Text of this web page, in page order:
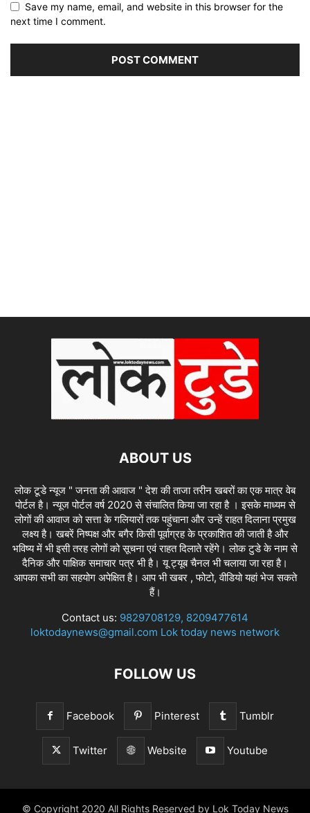
Save my name, email, and website in this browser for the
next time I comment.
ABOUT US
लोक टूडे न्यूज " जनता की आवाज " देश की ताजा तरीन खबरों का एक मात्र वेब
पोर्टल है। न्यूज पोर्टल वर्ष 2020 से संचालित किया जा रहा है । इसके माध्यम से
लोगों की आवाज को सत्ता के गलियारों तक पहुंचाना और उन्हें राहत दिलाना प्रमुख
लक्ष्य है। खबरें निष्पक्ष और बगैर किसी पूर्वाग्रह के प्रकाशित की जाती है और
भविष्य में भी इसी तरह लोगों को सूचना एवं राहत दिलाते रहेंगे। लोक टुडे के नाम से
दैनिक और पाक्षिक समाचार पत्र भी है। यू ट्यूब चैनल भी चलाया जा रहा है।
आपका सभी का सहयोग अपेक्षित है। आप भी खबर , फोटो, वीडियो यहां भेज सकते
हैं।
Contact us: 9829708129, 8209477614
loktodaynews@gmail.com Lok today news network
FOLLOW US
Facebook Pinterest Tumblr
Twitter Website Youtube
© Copyright 2020 All Rights Reserved by Lok Today News